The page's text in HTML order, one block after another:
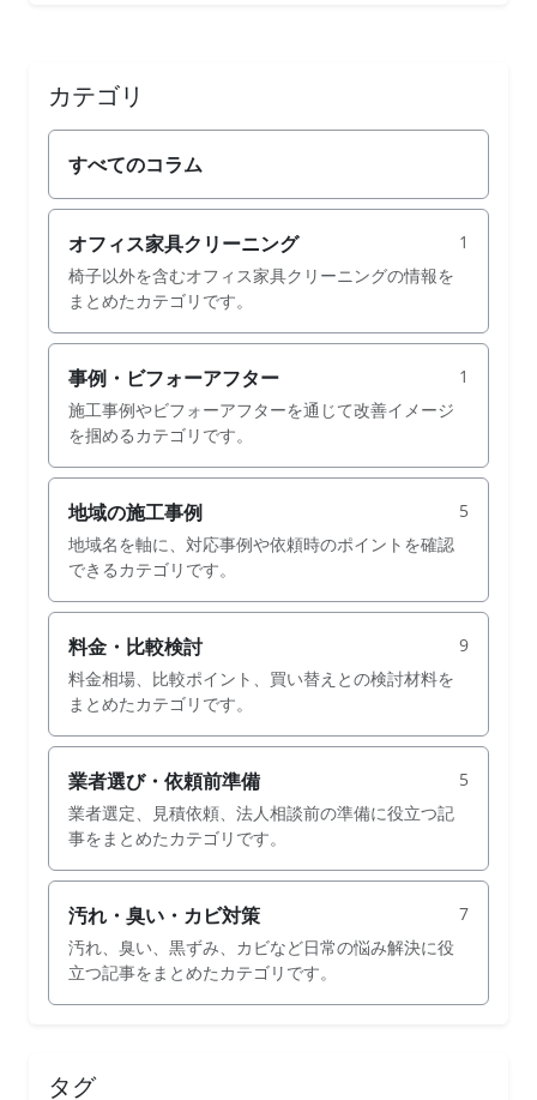
カテゴリ
すべてのコラム
オフィス家具クリーニング
1
椅子以外を含むオフィス家具クリーニングの情報を
まとめたカテゴリです。
事例・ビフォーアフター
1
施工事例やビフォーアフターを通じて改善イメージ
を掴めるカテゴリです。
地域の施工事例
5
地域名を軸に、対応事例や依頼時のポイントを確認
できるカテゴリです。
料金・比較検討
9
料金相場、比較ポイント、買い替えとの検討材料を
まとめたカテゴリです。
業者選び・依頼前準備
5
業者選定、見積依頼、法人相談前の準備に役立つ記
事をまとめたカテゴリです。
汚れ・臭い・カビ対策
7
汚れ、臭い、黒ずみ、カビなど日常の悩み解決に役
立つ記事をまとめたカテゴリです。
タグ